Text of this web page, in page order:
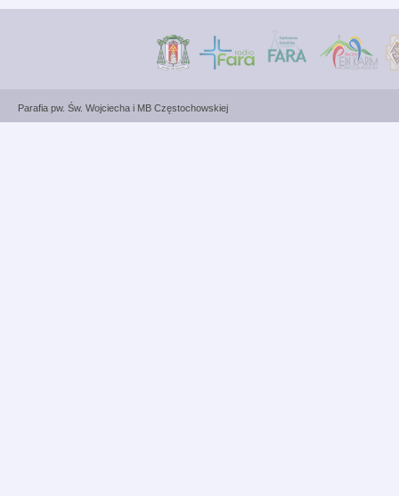
Parafia pw. Św. Wojciecha i MB Częstochowskiej